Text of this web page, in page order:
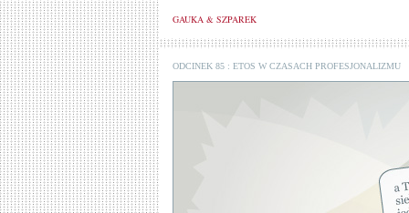
GAUKA & SZPAREK
ODCINEK 85 : ETOS W CZASACH PROFESJONALIZMU